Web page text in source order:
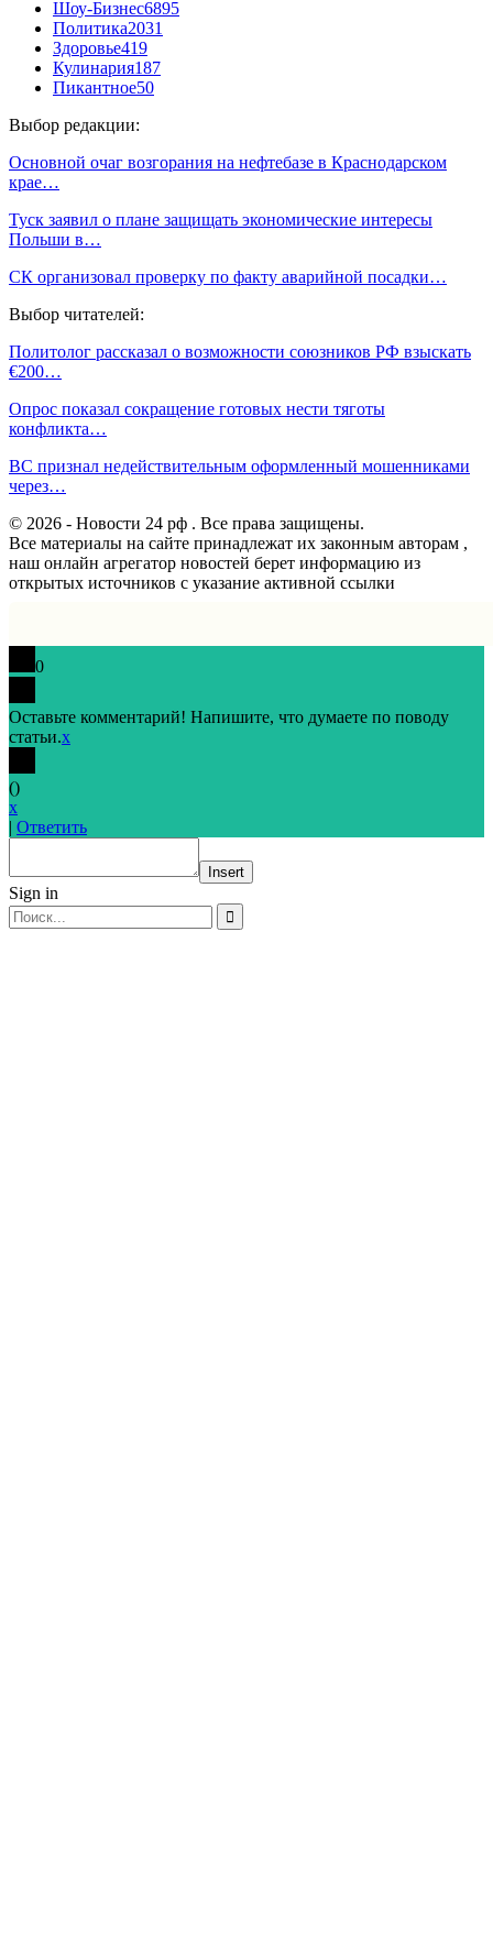
Шоу-Бизнес6895
Политика2031
Здоровье419
Кулинария187
Пикантное50
Выбор редакции:
Основной очаг возгорания на нефтебазе в Краснодарском
крае…
Туск заявил о плане защищать экономические интересы
Польши в…
СК организовал проверку по факту аварийной посадки…
Выбор читателей:
Политолог рассказал о возможности союзников РФ взыскать
€200…
Опрос показал сокращение готовых нести тяготы
конфликта…
ВС признал недействительным оформленный мошенниками
через…
© 2026 - Новости 24 рф . Все права защищены.
Все материалы на сайте принадлежат их законным авторам ,
наш онлайн агрегатор новостей берет информацию из
открытых источников с указание активной ссылки
0
Оставьте комментарий! Напишите, что думаете по поводу
статьи.x
()
x
| Ответить
Insert
Sign in